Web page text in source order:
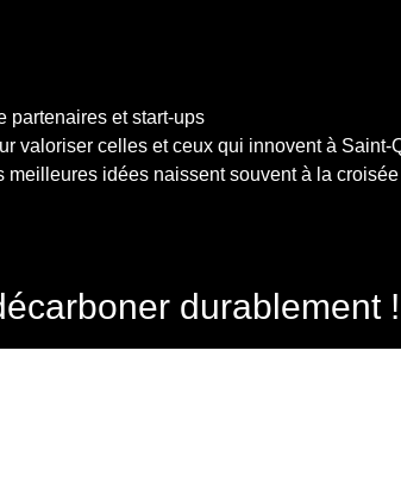
partenaires et start-ups
valoriser celles et ceux qui innovent à Saint-
meilleures idées naissent souvent à la
durablement !